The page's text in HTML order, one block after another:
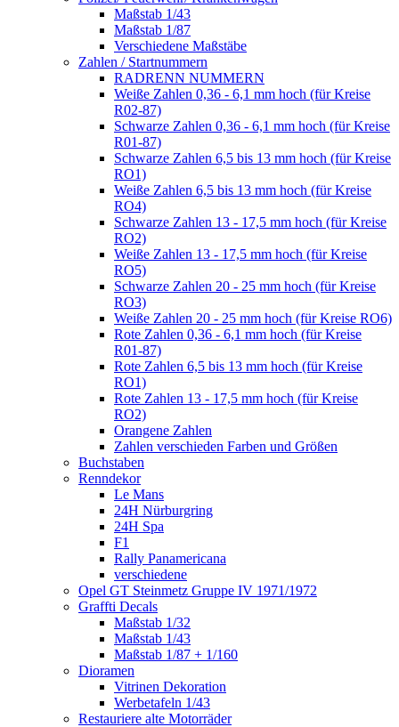
Maßstab 1/43
Maßstab 1/87
Verschiedene Maßstäbe
Zahlen / Startnummern
RADRENN NUMMERN
Weiße Zahlen 0,36 - 6,1 mm hoch (für Kreise
R02-87)
Schwarze Zahlen 0,36 - 6,1 mm hoch (für Kreise
R01-87)
Schwarze Zahlen 6,5 bis 13 mm hoch (für Kreise
RO1)
Weiße Zahlen 6,5 bis 13 mm hoch (für Kreise
RO4)
Schwarze Zahlen 13 - 17,5 mm hoch (für Kreise
RO2)
Weiße Zahlen 13 - 17,5 mm hoch (für Kreise
RO5)
Schwarze Zahlen 20 - 25 mm hoch (für Kreise
RO3)
Weiße Zahlen 20 - 25 mm hoch (für Kreise RO6)
Rote Zahlen 0,36 - 6,1 mm hoch (für Kreise
R01-87)
Rote Zahlen 6,5 bis 13 mm hoch (für Kreise
RO1)
Rote Zahlen 13 - 17,5 mm hoch (für Kreise
RO2)
Orangene Zahlen
Zahlen verschieden Farben und Größen
Buchstaben
Renndekor
Le Mans
24H Nürburgring
24H Spa
F1
Rally Panamericana
verschiedene
Opel GT Steinmetz Gruppe IV 1971/1972
Graffti Decals
Maßstab 1/32
Maßstab 1/43
Maßstab 1/87 + 1/160
Dioramen
Vitrinen Dekoration
Werbetafeln 1/43
Restauriere alte Motorräder